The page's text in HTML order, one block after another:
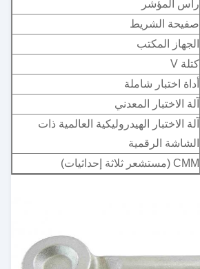
رأس المؤشر
صفيحة الشريط
الجهاز المكتب
كتلة V
أداة اختبار شاملة
آلة الاختبار المعدني
آلة الاختبار الهيدروليكية العالمية ذات
الشاشة الرقمية
CMM (مستشعر ثلاثة إحداثيات)